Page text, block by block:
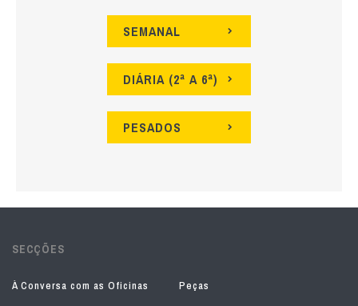
SEMANAL
DIÁRIA (2ª A 6ª)
PESADOS
SECÇÕES
À Conversa com as Oficinas
Peças